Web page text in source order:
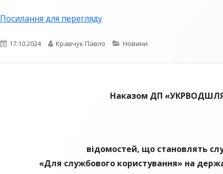
Посилання для перегляду
Опубліковано
17.10.2024 Автор
Кравчук Павло Категорії
Новини
Наказом ДП
відомостей, що становлять
«Для службового користування» на